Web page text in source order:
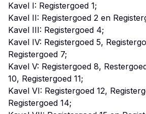
Kavel I: Registergoed 1;
Kavel II: Registergoed 2 en
Kavel III: Registergoed 4;
Kavel IV: Registergoed 5,
Registergoed 7;
Kavel V: Registergoed 8,
10, Registergoed 11;
Kavel VI: Registergoed 12,
Registergoed 14;